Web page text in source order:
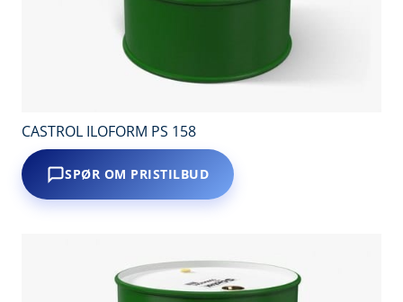
CASTROL ILOFORM PS 158
SPØR OM PRISTILBUD